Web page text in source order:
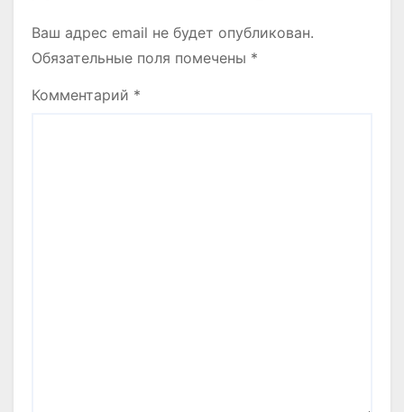
Ваш адрес email не будет опубликован.
Обязательные поля помечены *
Комментарий *